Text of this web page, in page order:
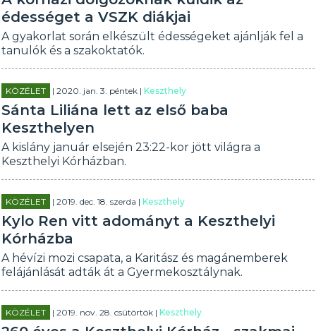
édességet a VSZK diákjai
A gyakorlat során elkészült édességeket ajánlják fel a
tanulók és a szakoktatók.
KÖZÉLET | 2020. jan. 3. péntek |Keszthely
Sánta Liliána lett az első baba
Keszthelyen
A kislány január elsején 23:22-kor jött világra a
Keszthelyi Kórházban.
KÖZÉLET | 2019. dec. 18. szerda |Keszthely
Kylo Ren vitt adományt a Keszthelyi
Kórházba
A hévízi mozi csapata, a Karitász és magánemberek
felájánlását adták át a Gyermekosztálynak.
KÖZÉLET | 2019. nov. 28. csütörtök |Keszthely